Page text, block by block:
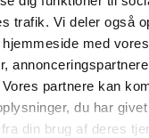
trafik. Vi deler også
med
partnere kan
du har
din brug af deres
sidder
rådgivning med et
dig igennem
Telefon support